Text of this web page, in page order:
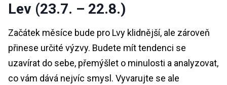
Lev (23.7. – 22.8.)
Začátek měsíce bude pro Lvy klidnější, ale zároveň
přinese určité výzvy. Budete mít tendenci se
uzavírat do sebe, přemýšlet o minulosti a analyzovat,
co vám dává nejvíc smysl. Vyvarujte se ale